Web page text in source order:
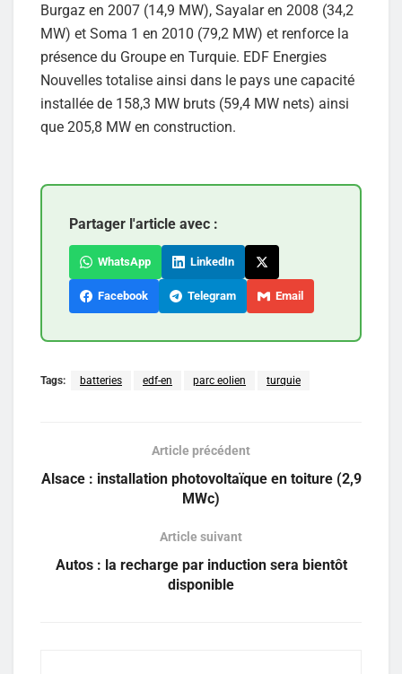
Burgaz en 2007 (14,9 MW), Sayalar en 2008 (34,2
MW) et Soma 1 en 2010 (79,2 MW) et renforce la
présence du Groupe en Turquie. EDF Energies
Nouvelles totalise ainsi dans le pays une capacité
installée de 158,3 MW bruts (59,4 MW nets) ainsi
que 205,8 MW en construction.
Partager l'article avec :
WhatsApp LinkedIn
Facebook Telegram Email
Tags: batteries edf-en parc eolien turquie
Article précédent
Alsace : installation photovoltaïque en toiture (2,9
MWc)
Article suivant
Autos : la recharge par induction sera bientôt
disponible